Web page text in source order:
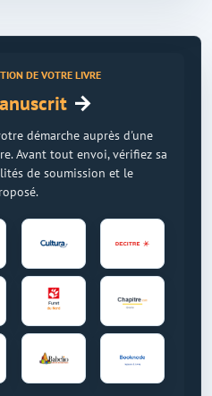
DE VOTRE LIVRE
→
démarche auprès d'une
Avant tout envoi, vérifiez sa
de soumission et le